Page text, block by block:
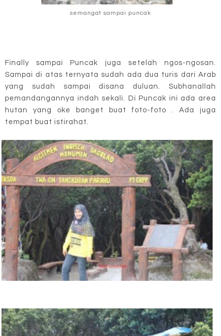
semangat sampai puncak
Finally sampai Puncak juga setelah ngos-ngosan.
Sampai di atas ternyata sudah ada dua turis dari Arab
yang sudah sampai disana duluan. Subhanallah
pemandangannya indah sekali. Di Puncak ini ada area
hutan yang oke banget buat foto-foto . Ada juga
tempat buat istirahat.